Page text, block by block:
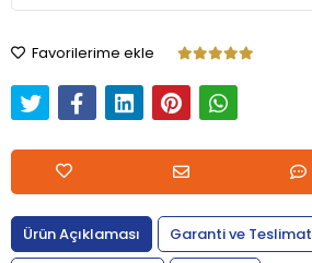
Favorilerime ekle
Ürün Açıklaması
Garanti ve Teslimat